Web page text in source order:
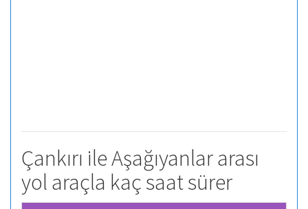
Çankırı ile Aşağıyanlar arası
yol araçla kaç saat sürer